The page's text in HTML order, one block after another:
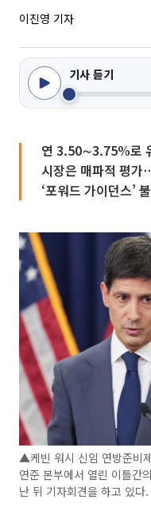
이진영 기자
기사 듣기
연 3.50∼3.75%로
시장은 매파적 평
‘포워드 가이던스’
▲케빈 워시 신임 연방준비
연준 본부에서 열린 이틀간
난 뒤 기자회견을 하고 있